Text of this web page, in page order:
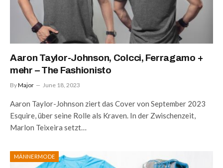
Aaron Taylor-Johnson, Colcci, Ferragamo +
mehr – The Fashionisto
ByMajor June 18, 2023
Aaron Taylor-Johnson ziert das Cover von September 2023
Esquire, über seine Rolle als Kraven. In der Zwischenzeit,
Marlon Teixeira setzt…
MÄNNERMODE